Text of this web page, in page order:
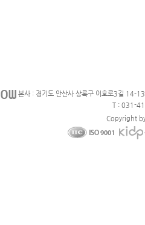
본사 : 경기도 안산사 상록구 이호로3길 14-
T : 031-
Copyright